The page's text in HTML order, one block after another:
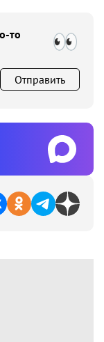
то
Отправить